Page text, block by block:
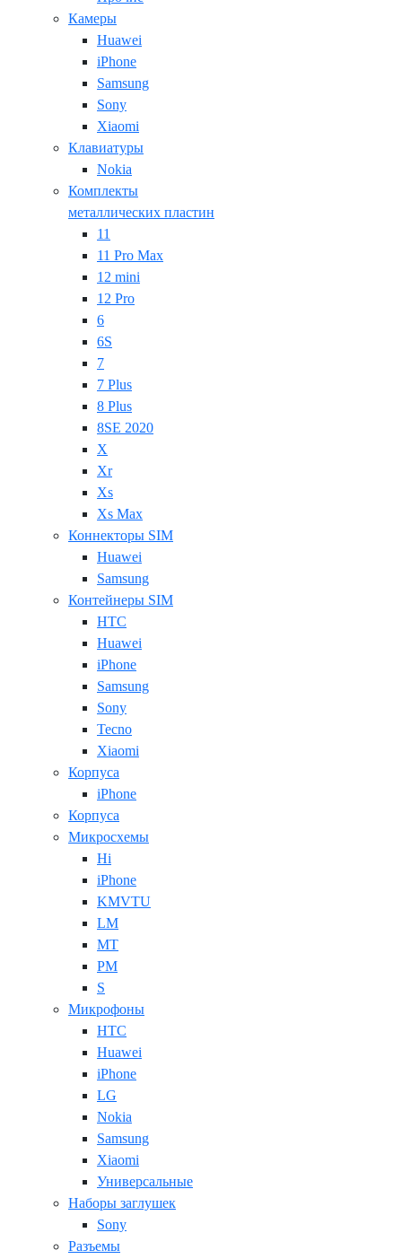
Камеры
Huawei
iPhone
Samsung
Sony
Xiaomi
Клавиатуры
Nokia
Комплекты
металлических пластин
11
11 Pro Max
12 mini
12 Pro
6
6S
7
7 Plus
8 Plus
8SE 2020
X
Xr
Xs
Xs Max
Коннекторы SIM
Huawei
Samsung
Контейнеры SIM
HTC
Huawei
iPhone
Samsung
Sony
Tecno
Xiaomi
Корпуса
iPhone
Корпуса
Микросхемы
Hi
iPhone
KMVTU
LM
MT
PM
S
Микрофоны
HTC
Huawei
iPhone
LG
Nokia
Samsung
Xiaomi
Универсальные
Наборы заглушек
Sony
Разъемы